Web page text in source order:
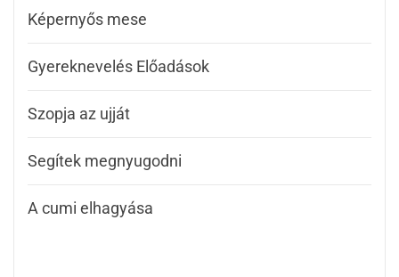
Képernyős mese
Gyereknevelés Előadások
Szopja az ujját
Segítek megnyugodni
A cumi elhagyása